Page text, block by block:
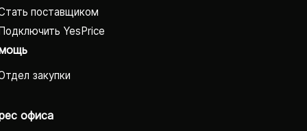
поставщиком
YesPrice
закупки
офиса